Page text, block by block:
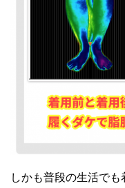
しかも普段の生活で